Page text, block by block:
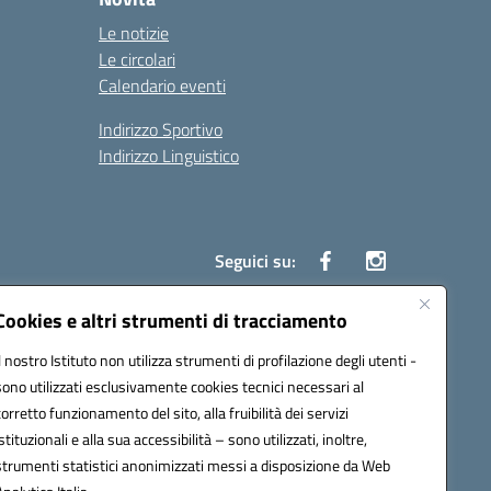
e altri strumenti di tracciamento
nostro Istituto non utilizza strumenti di profilazione degli utenti -
utilizzati esclusivamente cookies tecnici necessari al
funzionamento del sito, alla fruibilità dei servizi
e alla sua accessibilità – sono utilizzati, inoltre,
statistici anonimizzati messi a disposizione da Web
Le notizie
Le circolari
Calendario eventi
Indirizzo Sportivo
Indirizzo Linguistico
Seguici su: